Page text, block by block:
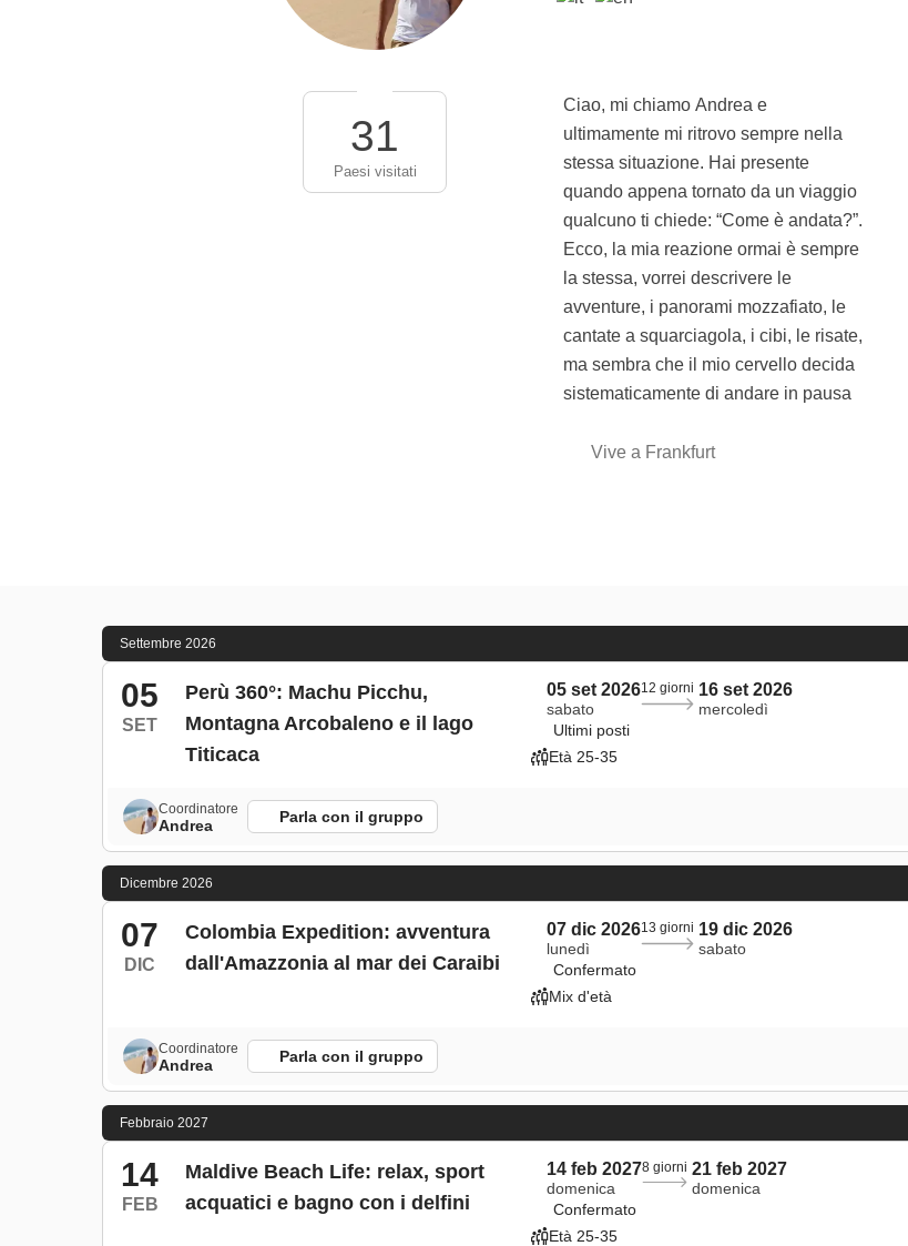
31
Paesi visitati
Ciao, mi chiamo Andrea e
ultimamente mi ritrovo sempre nella
stessa situazione. Hai presente
quando appena tornato da un viaggio
qualcuno ti chiede: “Come è andata?”.
Ecco, la mia reazione ormai è sempre
la stessa, vorrei descrivere le
avventure, i panorami mozzafiato, le
cantate a squarciagola, i cibi, le risate,
ma sembra che il mio cervello decida
sistematicamente di andare in pausa
caffè. Quindi, un sorriso seguito da un
aggettivo a caso come “stupendo” o
“magnifico” è l’unica cosa sensata che
riesco solitamente a dire. Alla fine,
provare a descrivere certe emozioni è
un po’ come provare a mettere un
elefante in un bagaglio a mano.
Proprio per questo penso che
viaggiare sia bellissimo, perché certe
storie è decisamente meglio viverle
Vive a Frankfurt
Settembre 2026
05
SET
Perù 360°: Machu Picchu,
Montagna Arcobaleno e il lago
Titicaca
05 set 2026
sabato
12 giorni 16 set 2026
mercoledì
Ultimi posti
Età 25-35
Coordinatore
Andrea Parla con il gruppo
Dicembre 2026
07
DIC
Colombia Expedition: avventura
dall'Amazzonia al mar dei Caraibi
07 dic 2026
lunedì
13 giorni 19 dic 2026
sabato
Confermato
Mix d'età
Coordinatore
Andrea Parla con il gruppo
Febbraio 2027
14
FEB
Maldive Beach Life: relax, sport
acquatici e bagno con i delfini
14 feb 2027
domenica
8 giorni 21 feb 2027
domenica
Confermato
Età 25-35